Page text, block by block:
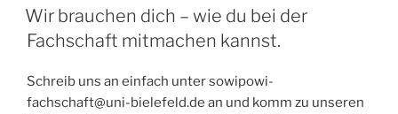
AM
Wir brauchen dich – wie du bei der
Fachschaft mitmachen kannst.
Schreib uns an einfach unter sowipowi-
fachschaft@uni-bielefeld.de an und komm zu unseren